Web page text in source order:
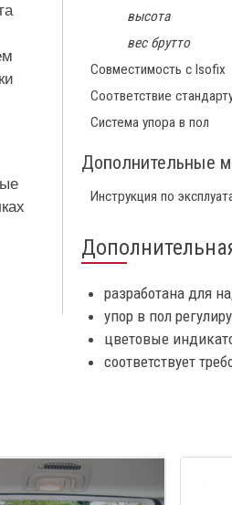
высота
вес брутто
Совместимость с Isofix
Соответствие
Система упора в пол
Дополнительные
Инструкция по
разработана для
упор в пол
цветовые
соответствует